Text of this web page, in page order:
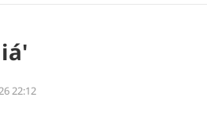
22:12